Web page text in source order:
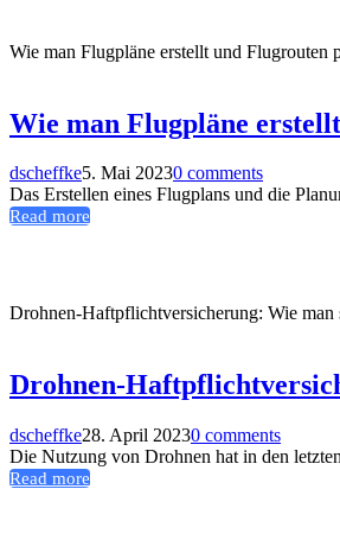
Wie man Flugpläne erstellt und Flugrouten
Wie man Flugpläne
dscheffke5. Mai 20230 comments
Das Erstellen eines Flugplans und die
Read more
Drohnen-Haftpflichtversicherung: Wie man
Drohnen-
dscheffke28. April 20230 comments
Die Nutzung von Drohnen hat in den
Read more